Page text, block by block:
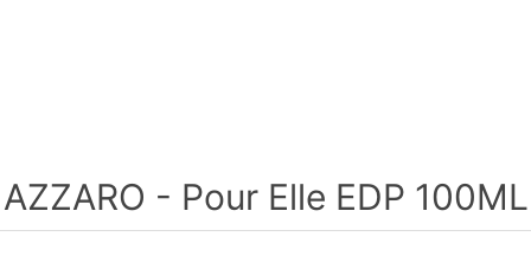
AZZARO - Pour Elle EDP 100ML